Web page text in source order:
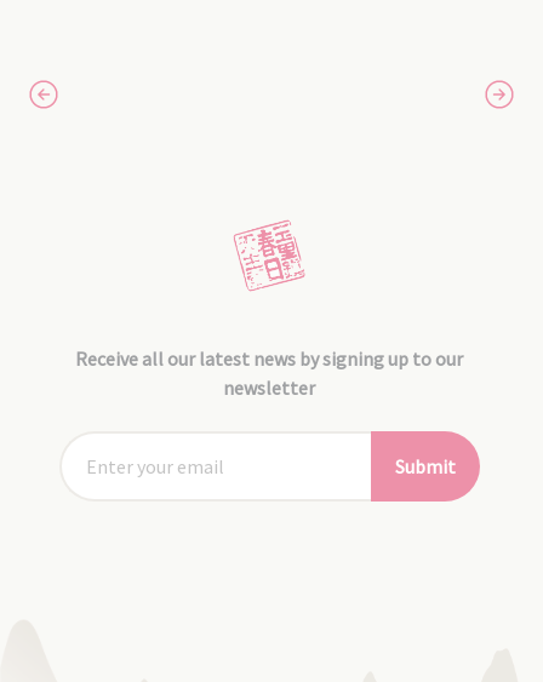
Receive all our latest news by signing up to our
newsletter
Submit